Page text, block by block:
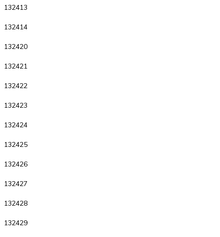
132413
132414
132420
132421
132422
132423
132424
132425
132426
132427
132428
132429